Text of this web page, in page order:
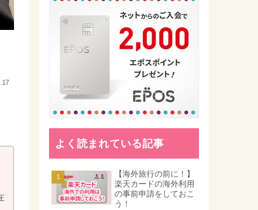
よく読まれている記事
【海外旅行の前に！】
楽天カードの海外利用
の事前申請をしておこ
う！